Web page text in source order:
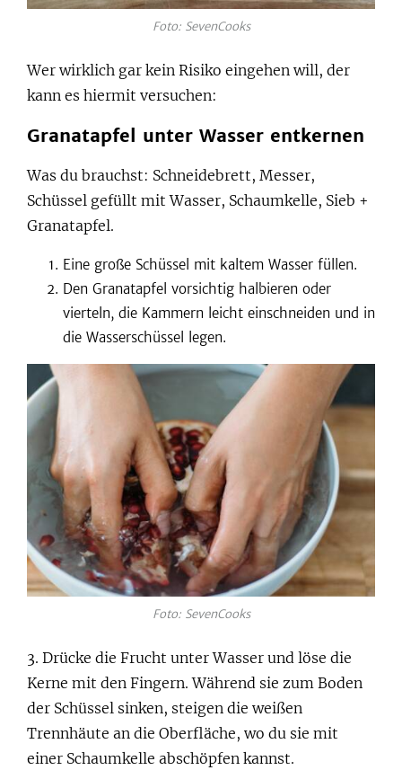
Foto: SevenCooks
Wer wirklich gar kein Risiko eingehen will, der
kann es hiermit versuchen:
Granatapfel unter Wasser entkernen
Was du brauchst: Schneidebrett, Messer,
Schüssel gefüllt mit Wasser, Schaumkelle, Sieb +
Granatapfel.
Eine große Schüssel mit kaltem Wasser füllen.
Den Granatapfel vorsichtig halbieren oder
vierteln, die Kammern leicht einschneiden und in
die Wasserschüssel legen.
Foto: SevenCooks
3. Drücke die Frucht unter Wasser und löse die
Kerne mit den Fingern. Während sie zum Boden
der Schüssel sinken, steigen die weißen
Trennhäute an die Oberfläche, wo du sie mit
einer Schaumkelle abschöpfen kannst.